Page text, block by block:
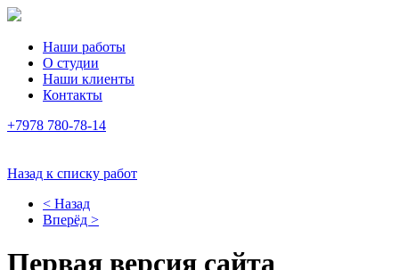
Наши работы
О студии
Наши клиенты
Контакты
+7978 780-78-14
Назад к списку работ
< Назад
Вперёд >
Первая версия сайта